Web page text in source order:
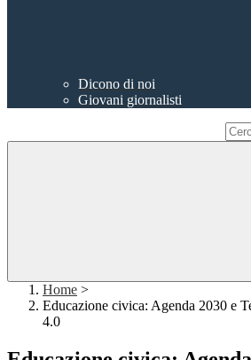
Dicono di noi
Giovani giornalisti
Home >
Educazione civica: Agenda 2030 e
4.0